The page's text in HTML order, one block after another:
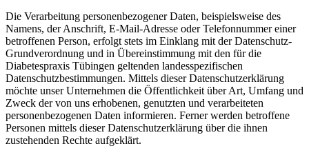
Die Verarbeitung personenbezogener Daten, beispielsweise des
Namens, der Anschrift, E-Mail-Adresse oder Telefonnummer einer
betroffenen Person, erfolgt stets im Einklang mit der Datenschutz-
Grundverordnung und in Übereinstimmung mit den für die
Diabetespraxis Tübingen geltenden landesspezifischen
Datenschutzbestimmungen. Mittels dieser Datenschutzerklärung
möchte unser Unternehmen die Öffentlichkeit über Art, Umfang und
Zweck der von uns erhobenen, genutzten und verarbeiteten
personenbezogenen Daten informieren. Ferner werden betroffene
Personen mittels dieser Datenschutzerklärung über die ihnen
zustehenden Rechte aufgeklärt.